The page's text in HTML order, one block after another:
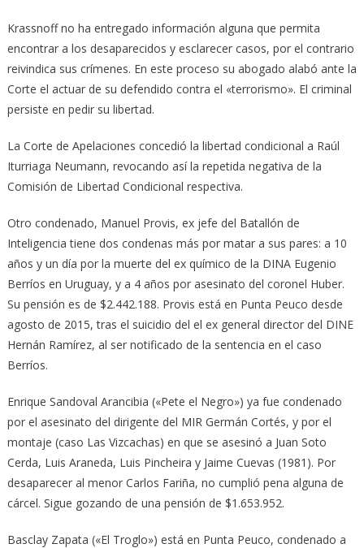
Krassnoff no ha entregado información alguna que permita
encontrar a los desaparecidos y esclarecer casos, por el contrario
reivindica sus crímenes. En este proceso su abogado alabó ante la
Corte el actuar de su defendido contra el «terrorismo». El criminal
persiste en pedir su libertad.
La Corte de Apelaciones concedió la libertad condicional a Raúl
Iturriaga Neumann, revocando así la repetida negativa de la
Comisión de Libertad Condicional respectiva.
Otro condenado, Manuel Provis, ex jefe del Batallón de
Inteligencia tiene dos condenas más por matar a sus pares: a 10
años y un día por la muerte del ex químico de la DINA Eugenio
Berríos en Uruguay, y a 4 años por asesinato del coronel Huber.
Su pensión es de $2.442.188. Provis está en Punta Peuco desde
agosto de 2015, tras el suicidio del el ex general director del DINE
Hernán Ramírez, al ser notificado de la sentencia en el caso
Berríos.
Enrique Sandoval Arancibia («Pete el Negro») ya fue condenado
por el asesinato del dirigente del MIR Germán Cortés, y por el
montaje (caso Las Vizcachas) en que se asesinó a Juan Soto
Cerda, Luis Araneda, Luis Pincheira y Jaime Cuevas (1981). Por
desaparecer al menor Carlos Fariña, no cumplió pena alguna de
cárcel. Sigue gozando de una pensión de $1.653.952.
Basclay Zapata («El Troglo») está en Punta Peuco, condenado a